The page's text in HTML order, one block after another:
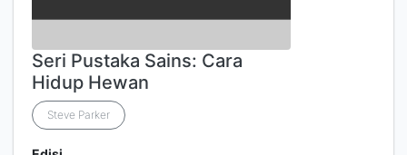
Seri Pustaka Sains: Cara
Hidup Hewan
Steve Parker